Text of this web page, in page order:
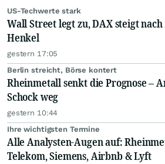
US-Techwerte stark
Wall Street legt zu, DAX steigt
Henkel
gestern 17:05
Berlin streicht, Börse kontert
Rheinmetall senkt die Prognose –
Schock weg
gestern 10:44
Ihre wichtigsten Termine
Alle Analysten-Augen auf:
Telekom, Siemens, Airbnb & Lyft